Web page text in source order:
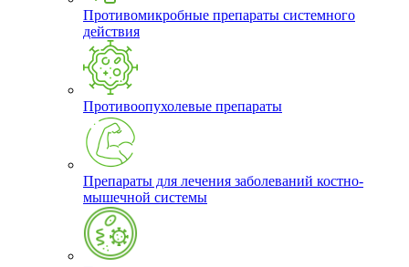
Противомикробные препараты системного
действия
Противоопухолевые препараты
Препараты для лечения заболеваний костно-
мышечной системы